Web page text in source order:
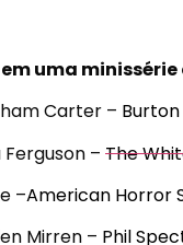
uma
Carter –
– The
–American Horror
Mirren – Phil